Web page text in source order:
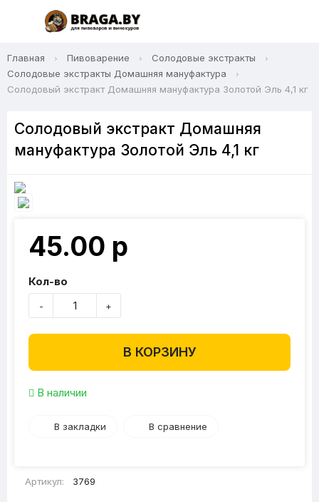
Главная Пивоварение
Солодовые экстракты
Солодовые экстракты Домашняя мануфактура
Солодовый экстракт Домашняя мануфактура Золотой Эль 4,1 кг
Солодовый экстракт Домашняя
мануфактура Золотой Эль 4,1 кг
45.00 р
Кол-во
- +
В КОРЗИНУ
В наличии
В закладки В сравнение
Артикул: 3769